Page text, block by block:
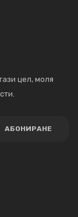
цел, моля
АБОНИРАНЕ